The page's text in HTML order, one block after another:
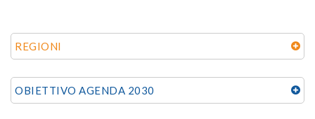
REGIONI
OBIETTIVO AGENDA 2030